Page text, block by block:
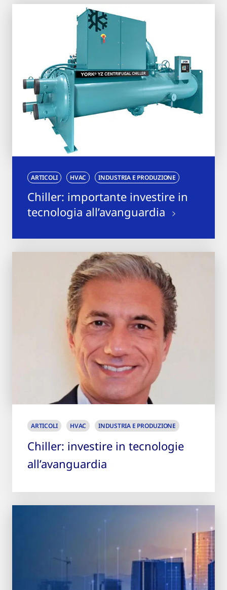
ARTICOLI HVAC INDUSTRIA E PRODUZIONE
Chiller: importante investire in
tecnologia all’avanguardia
ARTICOLI HVAC INDUSTRIA E PRODUZIONE
Chiller: investire in tecnologie
all’avanguardia